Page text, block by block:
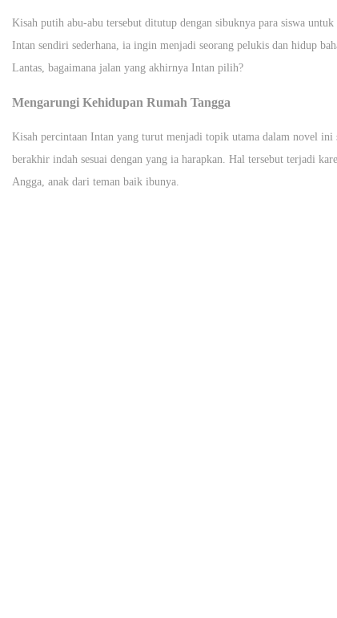
Kisah putih abu-abu tersebut ditutup dengan sibuknya para siswa
Intan sendiri sederhana, ia ingin menjadi seorang pelukis dan hidup
Lantas, bagaimana jalan yang akhirnya Intan pilih?
Mengarungi Kehidupan Rumah Tangga
Kisah percintaan Intan yang turut menjadi topik utama dalam novel
berakhir indah sesuai dengan yang ia harapkan. Hal tersebut terjadi
Angga, anak dari teman baik ibunya.